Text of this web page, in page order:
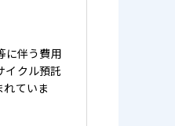
に伴う費用
イクル預託
ていま